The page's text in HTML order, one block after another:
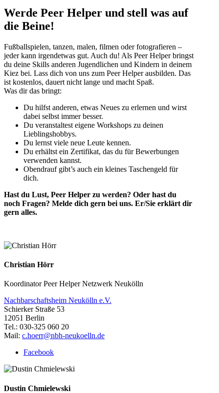
Werde Peer Helper und stell was auf
die Beine!
Fußballspielen, tanzen, malen, filmen oder fotografieren –
jeder kann irgendetwas gut. Auch du! Als Peer Helper bringst
du deine Skills anderen Jugendlichen und Kindern in deinem
Kiez bei. Lass dich von uns zum Peer Helper ausbilden. Das
ist kostenlos, dauert nicht lange und macht Spaß.
Was dir das bringt:
Du hilfst anderen, etwas Neues zu erlernen und wirst
dabei selbst immer besser.
Du veranstaltest eigene Workshops zu deinen
Lieblingshobbys.
Du lernst viele neue Leute kennen.
Du erhältst ein Zertifikat, das du für Bewerbungen
verwenden kannst.
Obendrauf gibt’s auch ein kleines Taschengeld für
dich.
Hast du Lust, Peer Helper zu werden? Oder hast du
noch Fragen? Melde dich gern bei uns. Er/Sie erklärt dir
gern alles.
Christian Hörr
Koordinator Peer Helper Netzwerk Neukölln
Nachbarschaftsheim Neukölln e.V.
Schierker Straße 53
12051 Berlin
Tel.: 030-325 060 20
Mail: c.hoerr@nbh-neukoelln.de
Facebook
Dustin Chmielewski